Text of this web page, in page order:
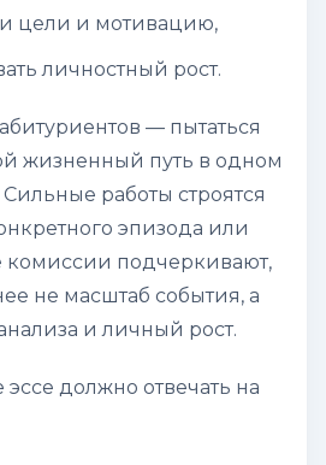
цели и мотивацию,
личностный рост.
— пытаться
жизненный путь в одном
Сильные работы строятся
эпизода или
подчеркивают,
не масштаб события, а
и личный рост.
должно отвечать на